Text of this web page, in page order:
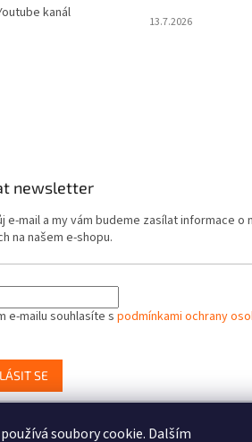
soubory cookie. Dalším
kanál
13.7.2026
newsletter
e-mail a my vám budeme zasílat informace o
na našem e-shopu.
e-mailu souhlasíte spodmínkami ochrany
SE